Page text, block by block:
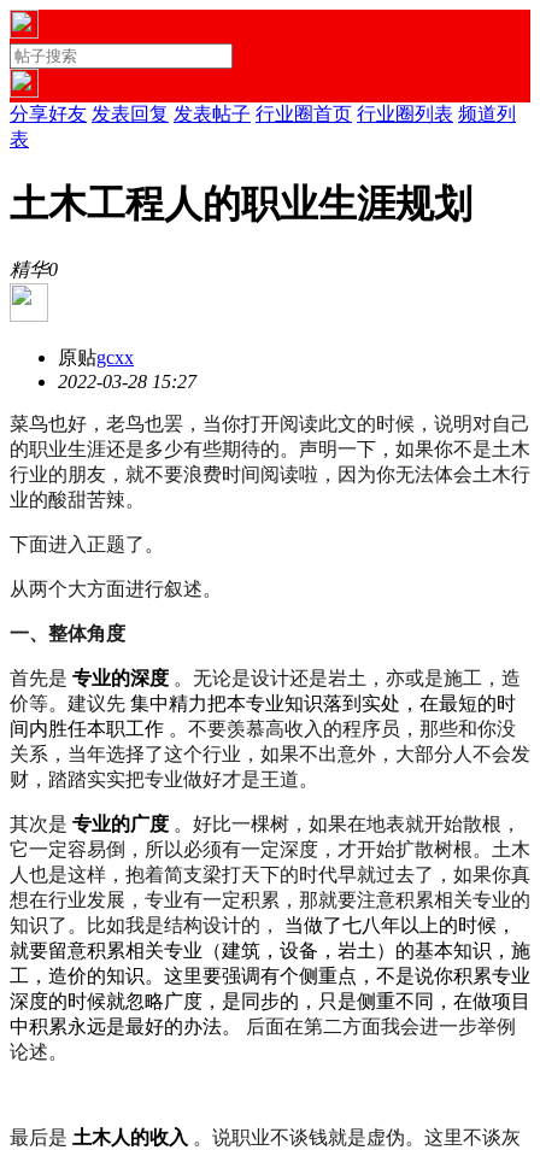
分享好友 发表回复 发表帖子 行业圈首页 行业圈列表 频道列
表
土木工程人的职业生涯规划
精华0
原贴gcxx
2022-03-28 15:27
菜鸟也好，老鸟也罢，当你打开阅读此文的时候，说明对自己
的职业生涯还是多少有些期待的。声明一下，如果你不是土木
行业的朋友，就不要浪费时间阅读啦，因为你无法体会土木行
业的酸甜苦辣。
下面进入正题了。
从两个大方面进行叙述。
一、整体角度
首先是 专业的深度 。无论是设计还是岩土，亦或是施工，造
价等。建议先 集中精力把本专业知识落到实处，在最短的时
间内胜任本职工作 。不要羡慕高收入的程序员，那些和你没
关系，当年选择了这个行业，如果不出意外，大部分人不会发
财，踏踏实实把专业做好才是王道。
其次是 专业的广度 。好比一棵树，如果在地表就开始散根，
它一定容易倒，所以必须有一定深度，才开始扩散树根。土木
人也是这样，抱着简支梁打天下的时代早就过去了，如果你真
想在行业发展，专业有一定积累，那就要注意积累相关专业的
知识了。比如我是结构设计的， 当做了七八年以上的时候，
就要留意积累相关专业（建筑，设备，岩土）的基本知识，施
工，造价的知识。这里要强调有个侧重点，不是说你积累专业
深度的时候就忽略广度，是同步的，只是侧重不同，在做项目
中积累永远是最好的办法。
后面在第二方面我会进一步举例
论述。
最后是 土木人的收入 。说职业不谈钱就是虚伪。这里不谈灰